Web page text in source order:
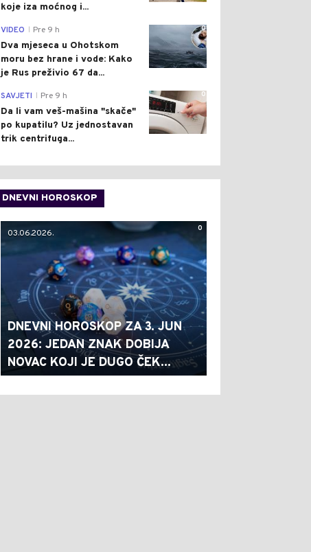
koje iza moćnog i...
0
VIDEO Pre 9 h
Dva mjeseca u Ohotskom
moru bez hrane i vode: Kako
je Rus preživio 67 da...
0
SAVJETI Pre 9 h
Da li vam veš-mašina "skače"
po kupatilu? Uz jednostavan
trik centrifuga...
DNEVNI HOROSKOP
0
03.06.2026.
DNEVNI HOROSKOP ZA 3. JUN
2026: JEDAN ZNAK DOBIJA
NOVAC KOJI JE DUGO ČEK...